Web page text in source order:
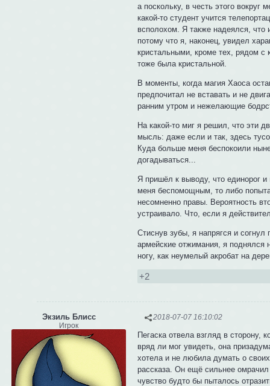
а поскольку, в честь этого
какой-то студент учится
всполохом. Я также надеялся, что
потому что я, наконец, увидел
кристальными, кроме тех, рядом с
тоже была кристальной.
В моменты, когда магия Хаоса
предпочитал не вставать и не
ранним утром и нежелающие
На какой-то миг я решил, что эти
мысль: даже если и так, здесь
Куда больше меня беспокоили
догадываться...
Я пришёл к выводу, что единорог
меня беспомощным, то либо
несомненно правы. Вероятность
устраивало. Что, если я
Стиснув зубы, я напрягся и
армейские отжимания, я поднялся
ногу, как неумелый акробат на
+2
2018-07-07 16:10:02
Экзиль Блисс
Игрок
Пегаска отвела взгляд в сторону,
вряд ли мог увидеть, она
хотела и не любила думать о
рассказа. Он ещё сильнее
чувство будто бы пыталось